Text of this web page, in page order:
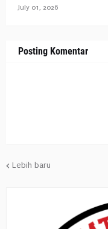
July 01, 2026
Posting Komentar
Lebih baru